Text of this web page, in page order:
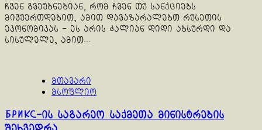
ჩვენ გვეუბნებიან, რომ ჩვენ თუ სანქციებს
მივუერთდებით, ამით დავაზარალებთ რუსეთის
ეკონომიკას - ეს არის ძალიან დიდი აბსურდი და
სისულელე, ამით...
მთავარი
მსოფლიო
БРИКС-ის საგარეო საქმეთა მინისტრების